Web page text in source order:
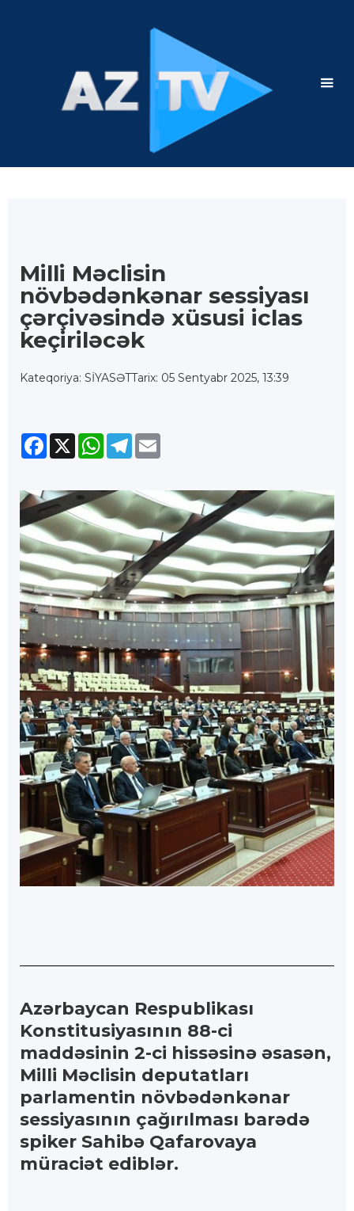
Milli Məclisin
növbədənkənar sessiyası
çərçivəsində xüsusi iclas
keçiriləcək
Kateqoriya: SİYASƏTTarix: 05 Sentyabr 2025, 13:39
Facebook
X WhatsApp
Telegram
Azərbaycan Respublikası
Konstitusiyasının 88-ci
maddəsinin 2-ci hissəsinə əsasən,
Milli Məclisin deputatları
parlamentin növbədənkənar
sessiyasının çağırılması barədə
spiker Sahibə Qafarovaya
müraciət ediblər.